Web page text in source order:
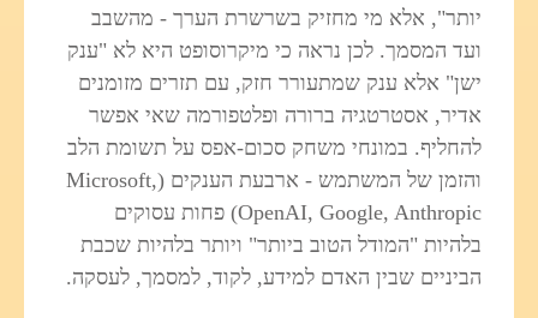
יותר", אלא מי מחזיק בשרשרת הערך - מהשבב
ועד המסמך. לכן נראה כי מיקרוסופט היא לא "ענק
ישן" אלא ענק שמתעורר חזק, עם תזרים מזומנים
אדיר, אסטרטגיה ברורה ופלטפורמה שאי אפשר
להחליף. במונחי משחק סכום‑אפס על תשומת הלב
והזמן של המשתמש - ארבעת הענקים (Microsoft,
OpenAI, Google, Anthropic) פחות עסוקים
בלהיות "המודל הטוב ביותר" ויותר בלהיות שכבת
הביניים שבין האדם למידע, לקוד, למסמך, לעסקה.